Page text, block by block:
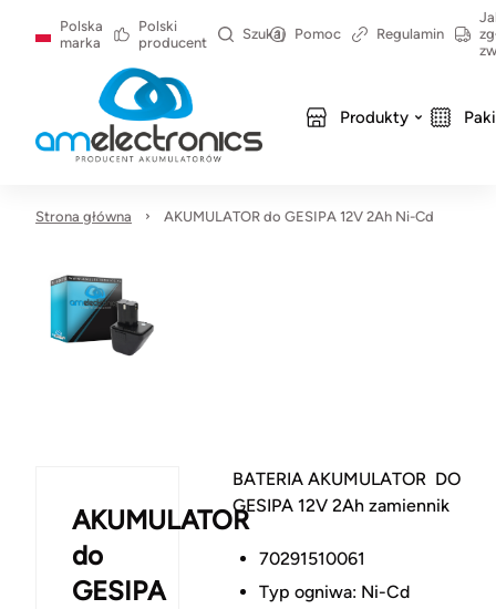
Polska
marka
Polski
producent
Szukaj Pomoc Regulamin
Produkty
Strona główna AKUMULATOR do GESIPA 12V 2Ah Ni-Cd
AKUMULATOR
do
GESIPA
BATERIA AKUMULATOR DO
GESIPA 12V 2Ah zamiennik
70291510061
Typ ogniwa: Ni-Cd